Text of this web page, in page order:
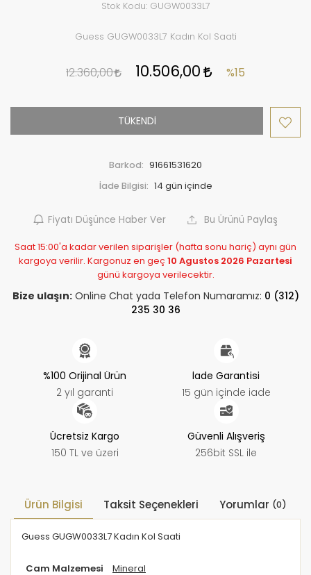
Stok Kodu:GUGW0033L7
Guess GUGW0033L7 Kadın Kol Saati
12.360,00 10.506,00 %15
TÜKENDİ
Barkod: 91661531620
İade Bilgisi:
Fiyatı Düşünce Haber Ver Bu Ürünü Paylaş
Saat 15:00'a kadar verilen siparişler (hafta sonu hariç) aynı gün
kargoya verilir. Kargonuz en geç 10 Agustos 2026 Pazartesi
günü kargoya verilecektir.
Bize ulaşın:Online Chat yada Telefon Numaramız: 0 (312)
235 30 36
%100 Orijinal Ürün
2 yıl garanti
İade Garantisi
15 gün içinde iade
Ücretsiz Kargo
150 TL ve üzeri
Güvenli Alışveriş
256bit SSL ile
Ürün Bilgisi Taksit Seçenekleri Yorumlar (0)
Guess GUGW0033L7 Kadın Kol Saati
Cam Malzemesi Mineral